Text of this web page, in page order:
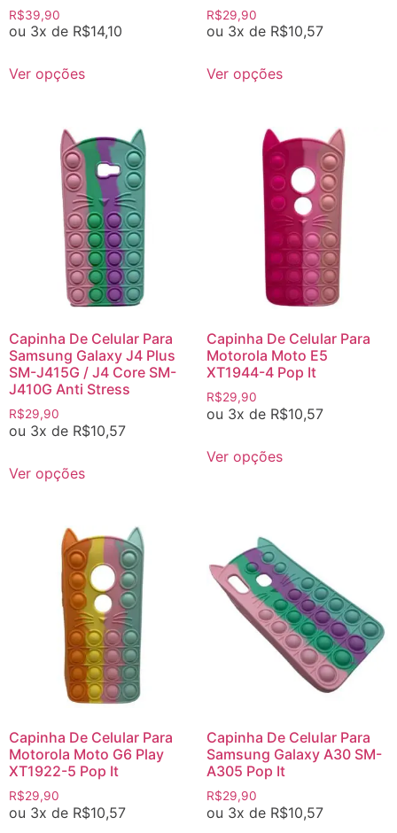
R$39,90
ou 3x de R$14,10
Ver opções
R$29,90
ou 3x de R$10,57
Ver opções
Capinha De Celular Para
Samsung Galaxy J4 Plus
SM-J415G / J4 Core SM-
J410G Anti Stress
R$29,90
ou 3x de R$10,57
Ver opções
Capinha De Celular Para
Motorola Moto E5
XT1944-4 Pop It
R$29,90
ou 3x de R$10,57
Ver opções
Capinha De Celular Para
Motorola Moto G6 Play
XT1922-5 Pop It
R$29,90
ou 3x de R$10,57
Capinha De Celular Para
Samsung Galaxy A30 SM-
A305 Pop It
R$29,90
ou 3x de R$10,57